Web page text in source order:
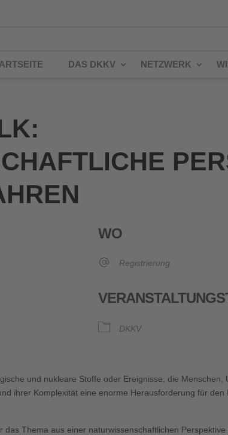
DAS DKKV NETZWERK
WO
Registrierung
DKKV
und nukleare Stoffe oder Ereignisse, die
ihrer Komplexität eine enorme Herausforderung für den
das Thema aus einer naturwissenschaftlichen